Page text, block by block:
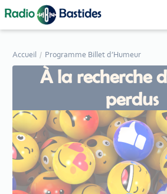
Accueil Programme Billet d’Humeur
À la recherche
perdus
Panneau de gestion des cookies